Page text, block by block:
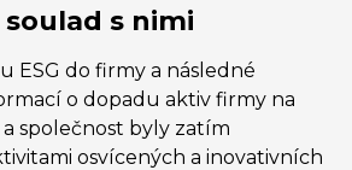
soulad s nimi
ESG do firmy a následné
o dopadu aktiv firmy na
společnost byly zatím
osvícených a inovativních